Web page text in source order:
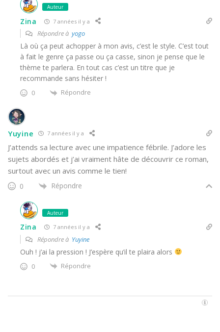
Auteur
Zina 7 années il y a
Répondre à yogo
Là où ça peut achopper à mon avis, c’est le style. C’est tout
à fait le genre ça passe ou ça casse, sinon je pense que le
thème te parlera. En tout cas c’est un titre que je
recommande sans hésiter !
0 Répondre
Yuyine 7 années il y a
J’attends sa lecture avec une impatience fébrile. J’adore les
sujets abordés et j’ai vraiment hâte de découvrir ce roman,
surtout avec un avis comme le tien!
0 Répondre
Auteur
Zina 7 années il y a
Répondre à Yuyine
Ouh ! j’ai la pression ! J’espère qu’il te plaira alors
0 Répondre